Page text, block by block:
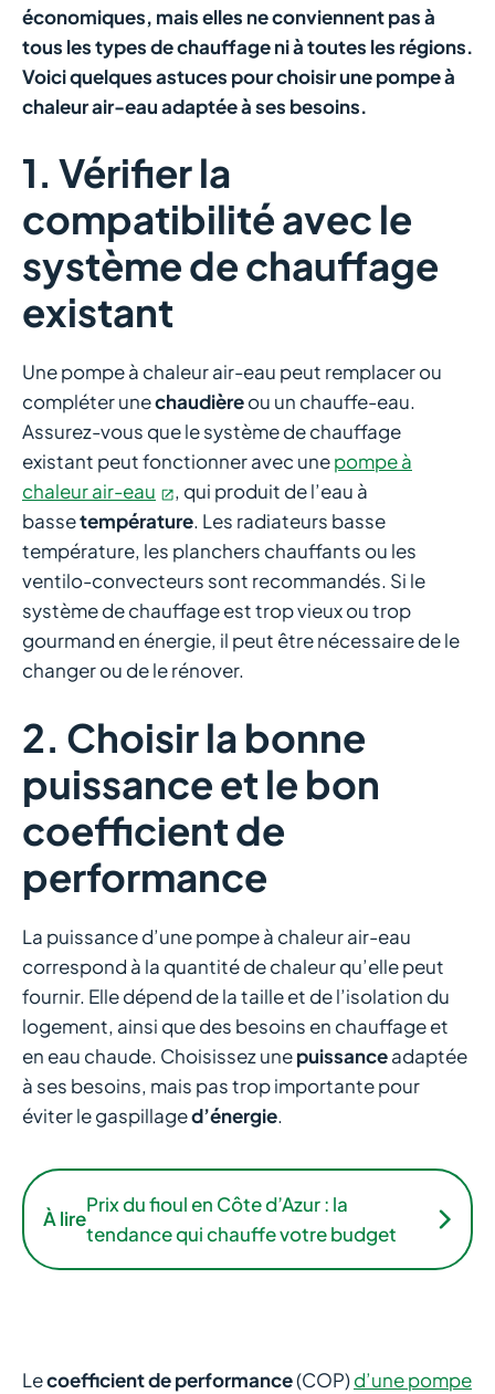
économiques, mais elles ne conviennent pas à
tous les types de chauffage ni à toutes les régions.
Voici quelques astuces pour choisir une pompe à
chaleur air-eau adaptée à ses besoins.
1. Vérifier la
compatibilité avec le
système de chauffage
existant
Une pompe à chaleur air-eau peut remplacer ou
compléter unechaudièreou un chauffe-eau.
Assurez-vous que le système de chauffage
existant peut fonctionner avec unepompe à
chaleur air-eau
, qui produit de l’eau à
bassetempérature. Les radiateurs basse
température, les planchers chauffants ou les
ventilo-convecteurs sont recommandés. Si le
système de chauffage est trop vieux ou trop
gourmand en énergie, il peut être nécessaire de le
changer ou de le rénover.
2. Choisir la bonne
puissance et le bon
coefficient de
performance
La puissance d’une pompe à chaleur air-eau
correspond à la quantité de chaleur qu’elle peut
fournir. Elle dépend de la taille et de l’isolation du
logement, ainsi que des besoins en chauffage et
en eau chaude. Choisissez unepuissanceadaptée
à ses besoins, mais pas trop importante pour
éviter le gaspillaged’énergie.
À lire
Prix du fioul en Côte d’Azur : la
tendance qui chauffe votre budget
Lecoefficient de performance(COP)d’une pompe